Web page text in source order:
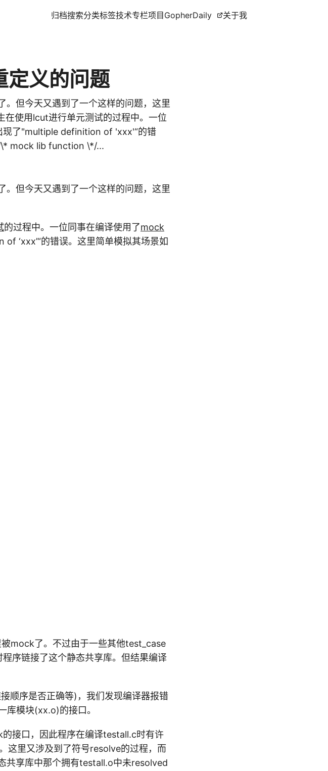
归档搜索分类标签技术专栏项目 GopherDaily 关于我
定义的问题
。但今天又遇到了一个这样的问题，这里
在使用lcut进行单元测试的过程中。一位
现了"multiple definition of 'xxx'“的错
mock lib function \*/...
。但今天又遇到了一个这样的问题，这里
的过程中。一位同事在编译使用了mock
‘xxx’“的错误。这里简单模拟其场景如
mock了。不过由于一些其他test_case
序链接了这个静态共享库。但结果编译
顺序是否正确等)，我们发现编译器报错
模块(xx.o)的接口。
接口，因此程序在编译testall.c时有许
这里又涉及到了符号resolve的过程，而
共享库中那个拥有testall.o中未resolved